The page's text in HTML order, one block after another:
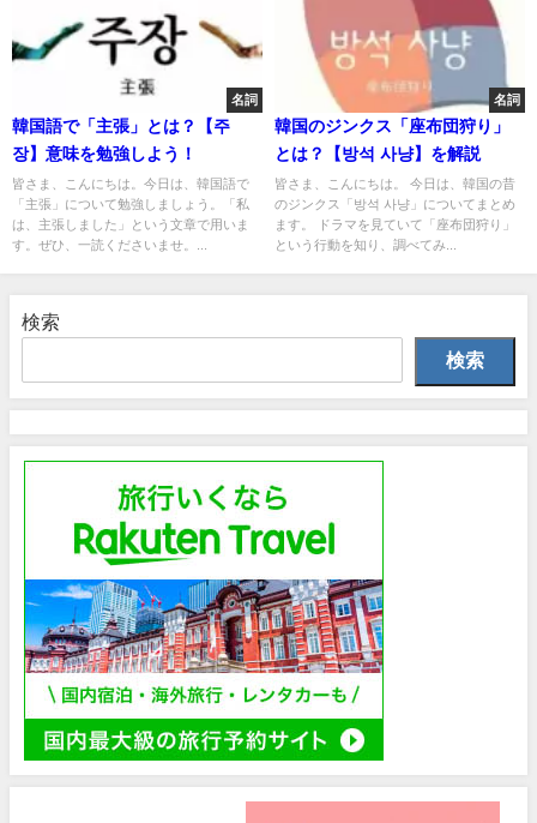
名詞
韓国語で「主張」とは？【주
장】意味を勉強しよう！
皆さま、こんにちは。今日は、韓国語で
「主張」について勉強しましょう。「私
は、主張しました」という文章で用いま
す。ぜひ、一読くださいませ。...
名詞
韓国のジンクス「座布団狩り」
とは？【방석 사냥】を解説
皆さま、こんにちは。 今日は、韓国の昔
のジンクス「방석 사냥」についてまとめ
ます。 ドラマを見ていて「座布団狩り」
という行動を知り、調べてみ...
検索
検索